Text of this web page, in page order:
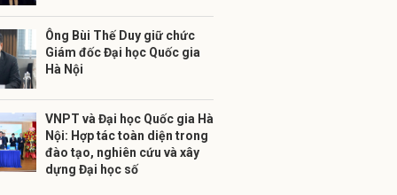
Ông Bùi Thế Duy giữ chức
Giám đốc Đại học Quốc gia
Hà Nội
VNPT và Đại học Quốc gia Hà
Nội: Hợp tác toàn diện trong
đào tạo, nghiên cứu và xây
dựng Đại học số